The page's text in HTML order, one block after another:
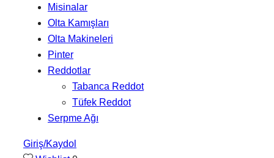
Misinalar
Olta Kamışları
Olta Makineleri
Pinter
Reddotlar
Tabanca Reddot
Tüfek Reddot
Serpme Ağı
Giriş/Kaydol